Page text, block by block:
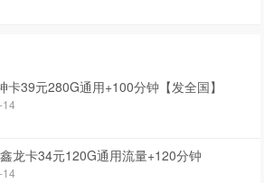
卡39元280G通用+100分钟【发全国】
龙卡34元120G通用流量+120分钟